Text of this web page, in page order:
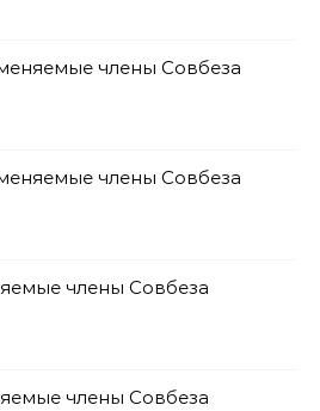
члены Совбеза
члены Совбеза
члены Совбеза
члены Совбеза